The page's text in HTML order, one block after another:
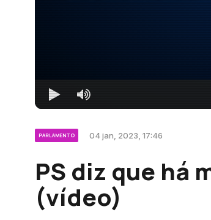
PARLAMENTO 04 jan, 2023, 17:46
PS diz que há
(vídeo)